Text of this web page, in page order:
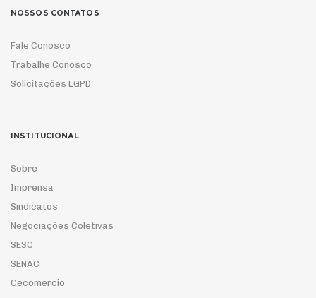
NOSSOS CONTATOS
Fale Conosco
Trabalhe Conosco
Solicitações LGPD
INSTITUCIONAL
Sobre
Imprensa
Sindicatos
Negociações Coletivas
SESC
SENAC
Cecomercio